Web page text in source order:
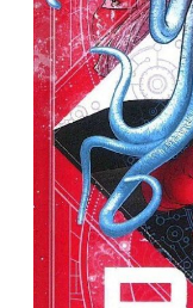
r
a
d
a